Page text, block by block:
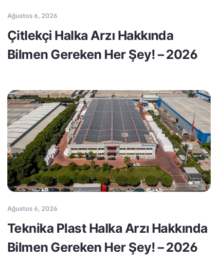
Ağustos 6, 2026
Çitlekçi Halka Arzı Hakkında
Bilmen Gereken Her Şey! – 2026
Ağustos 6, 2026
Teknika Plast Halka Arzı Hakkında
Bilmen Gereken Her Şey! – 2026